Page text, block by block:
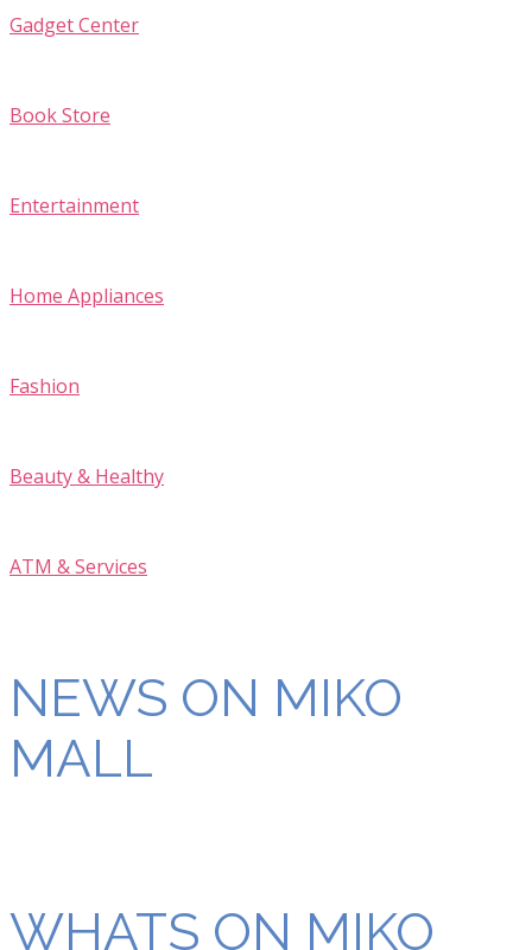
Gadget Center
Book Store
Entertainment
Home Appliances
Fashion
Beauty & Healthy
ATM & Services
NEWS ON MIKO
MALL
WHATS ON MIKO